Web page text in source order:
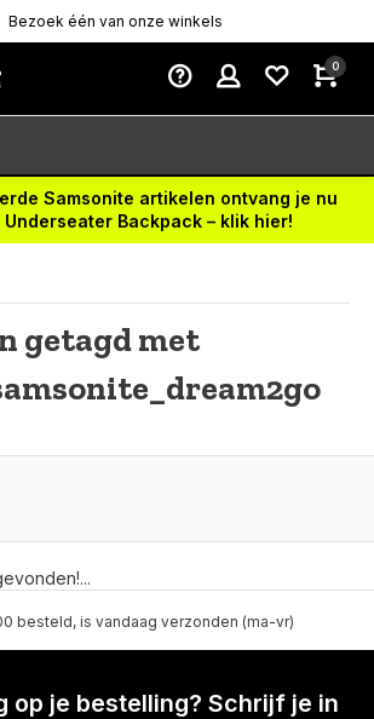
Bezoek één van onze winkels
0
Samsonite artikelen ontvang je nu
Backpack – klik hier!
getagd met
besteld, is vandaag verzonden (ma-vr)
op je bestelling? Schrijf je in